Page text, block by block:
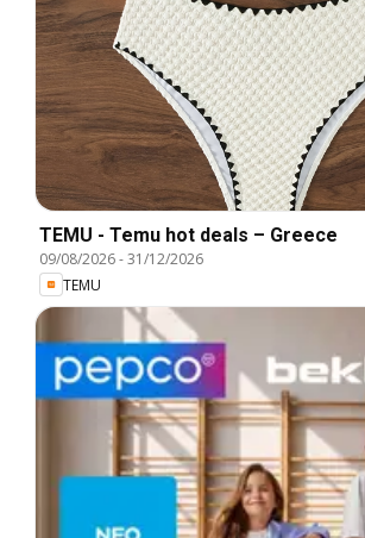
TEMU - Temu hot deals – Greece
09/08/2026-31/12/2026
TEMU